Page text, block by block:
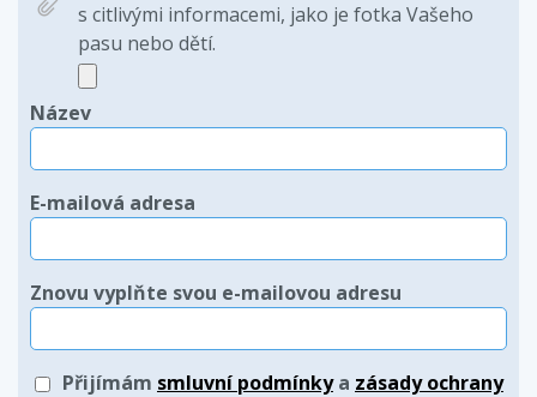
s citlivými informacemi, jako je fotka Vašeho
pasu nebo dětí.
Název
E-mailová adresa
Znovu vyplňte svou e-mailovou adresu
Přijímám smluvní podmínkya zásady ochrany